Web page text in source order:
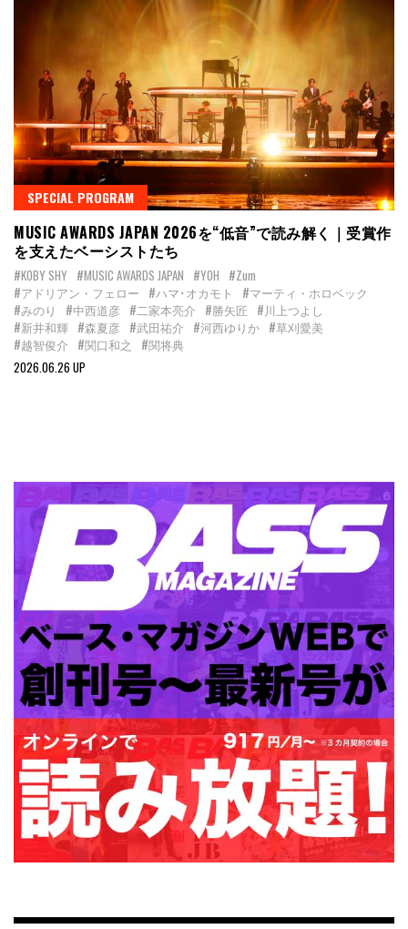
SPECIAL PROGRAM
MUSIC AWARDS JAPAN 2026を“低音”で読み解く｜受賞作
を支えたベーシストたち
#KOBY SHY #MUSIC AWARDS JAPAN #YOH #Zum
#アドリアン・フェロー #ハマ･オカモト
#マーティ・ホロベック
#みのり
#中西道彦 #二家本亮介 #勝矢匠 #川上つよし
#新井和輝 #森夏彦 #武田祐介 #河西ゆりか #草刈愛美
#越智俊介 #関口和之
#関将典
2026.06.26 UP